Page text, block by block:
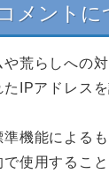
メントに
荒らしへの
IPアドレス
機能による
使用すること